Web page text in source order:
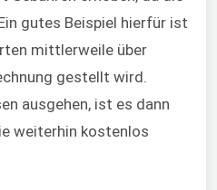
gutes Beispiel hierfür ist
mittlerweile über
gestellt wird.
ausgehen, ist es dann
weiterhin kostenlos